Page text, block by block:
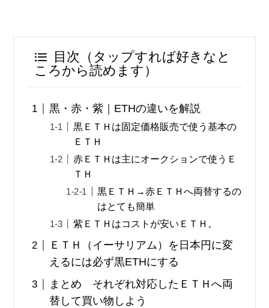
目次（タップすれば好きなと
ころから読めます）
黒・赤・紫｜ETHの違いを解説
黒ＥＴＨは固定価格販売で使う基本の
ＥＴＨ
赤ＥＴＨは主にオークションで使うＥ
ＴＨ
黒ＥＴＨ→赤ＥＴＨへ両替するの
はとても簡単
紫ＥＴＨはコストが安いＥＴＨ。
ＥＴＨ（イーサリアム）を日本円に変
えるには必ず黒ETHにする
まとめ それぞれ対応したＥＴＨへ両
替して買い物しよう